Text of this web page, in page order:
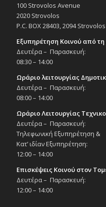
100 Strovolos Avenue
2020 Strovolos
P.C. BOX 28403, 2094 Strovolos
Εξυπηρέτηση Κοινού από
Δευτέρα – Παρασκευή:
08:30 – 14:00
Ωράριο λειτουργίας
Δευτέρα – Παρασκευή:
08:00 – 14:00
Ωράριο Λειτουργίας
Δευτέρα – Παρασκευή:
Τηλεφωνική Εξυπηρέτηση &
Κατ’ ιδίαν Εξυπηρέτηση:
12:00 – 14:00
Επισκέψεις Κοινού στον
Δευτέρα – Παρασκευή:
12:00 – 14:00